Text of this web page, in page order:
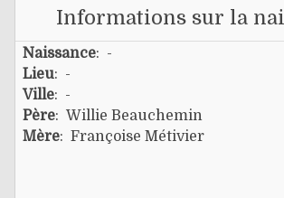
Informations sur la
Naissance: -
Lieu: -
Ville: -
Père: Willie Beauchemin
Mère: Françoise Métivier